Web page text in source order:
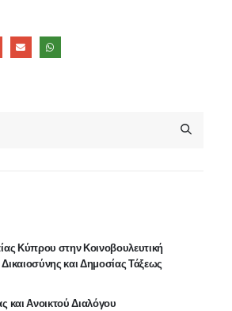
Κύπρου στην Κοινοβουλευτική
και Δημοσίας Τάξεως
και Ανοικτού Διαλόγου